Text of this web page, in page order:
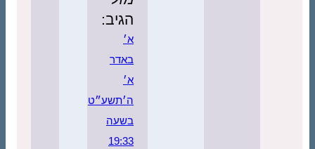
הגיב:
ה׳תשע״ט
בשעה
19:33